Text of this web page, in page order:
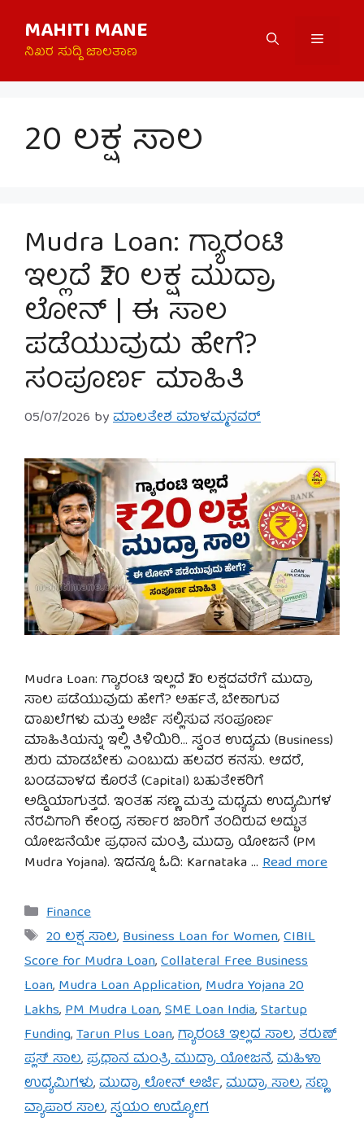
content
MAHITI MANE
ನಿಖರ ಸುದ್ದಿ ಜಾಲತಾಣ
Menu
20 ಲಕ್ಷ ಸಾಲ
Mudra Loan: ಗ್ಯಾರಂಟಿ
ಇಲ್ಲದೆ ₹20 ಲಕ್ಷ ಮುದ್ರಾ
ಲೋನ್ | ಈ ಸಾಲ
ಪಡೆಯುವುದು ಹೇಗೆ?
ಸಂಪೂರ್ಣ ಮಾಹಿತಿ
05/07/2026 byಮಾಲತೇಶ ಮಾಳಮ್ಮನವರ್
Mudra Loan: ಗ್ಯಾರಂಟಿ ಇಲ್ಲದೆ ₹20 ಲಕ್ಷದವರೆಗೆ ಮುದ್ರಾ
ಸಾಲ ಪಡೆಯುವುದು ಹೇಗೆ? ಅರ್ಹತೆ, ಬೇಕಾಗುವ
ದಾಖಲೆಗಳು ಮತ್ತು ಅರ್ಜಿ ಸಲ್ಲಿಸುವ ಸಂಪೂರ್ಣ
ಮಾಹಿತಿಯನ್ನು ಇಲ್ಲಿ ತಿಳಿಯಿರಿ… ಸ್ವಂತ ಉದ್ಯಮ (Business)
ಶುರು ಮಾಡಬೇಕು ಎಂಬುದು ಹಲವರ ಕನಸು. ಆದರೆ,
ಬಂಡವಾಳದ ಕೊರತೆ (Capital) ಬಹುತೇಕರಿಗೆ
ಅಡ್ಡಿಯಾಗುತ್ತದೆ. ಇಂತಹ ಸಣ್ಣ ಮತ್ತು ಮಧ್ಯಮ ಉದ್ಯಮಿಗಳ
ನೆರವಿಗಾಗಿ ಕೇಂದ್ರ ಸರ್ಕಾರ ಜಾರಿಗೆ ತಂದಿರುವ ಅದ್ಭುತ
ಯೋಜನೆಯೇ ಪ್ರಧಾನ ಮಂತ್ರಿ ಮುದ್ರಾ ಯೋಜನೆ (PM
Mudra Yojana). ಇದನ್ನೂ ಓದಿ: Karnataka … Read more
Categories
Finance
Tags
20 ಲಕ್ಷ ಸಾಲ,Business Loan for Women,CIBIL
Score for Mudra Loan,Collateral Free Business
Loan,Mudra Loan Application,Mudra Yojana 20
Lakhs,PM Mudra Loan,SME Loan India,Startup
Funding,Tarun Plus Loan,ಗ್ಯಾರಂಟಿ ಇಲ್ಲದ ಸಾಲ,ತರುಣ್
ಪ್ಲಸ್ ಸಾಲ,ಪ್ರಧಾನ ಮಂತ್ರಿ ಮುದ್ರಾ ಯೋಜನೆ,ಮಹಿಳಾ
ಉದ್ಯಮಿಗಳು,ಮುದ್ರಾ ಲೋನ್ ಅರ್ಜಿ,ಮುದ್ರಾ ಸಾಲ,ಸಣ್ಣ
ವ್ಯಾಪಾರ ಸಾಲ,ಸ್ವಯಂ ಉದ್ಯೋಗ